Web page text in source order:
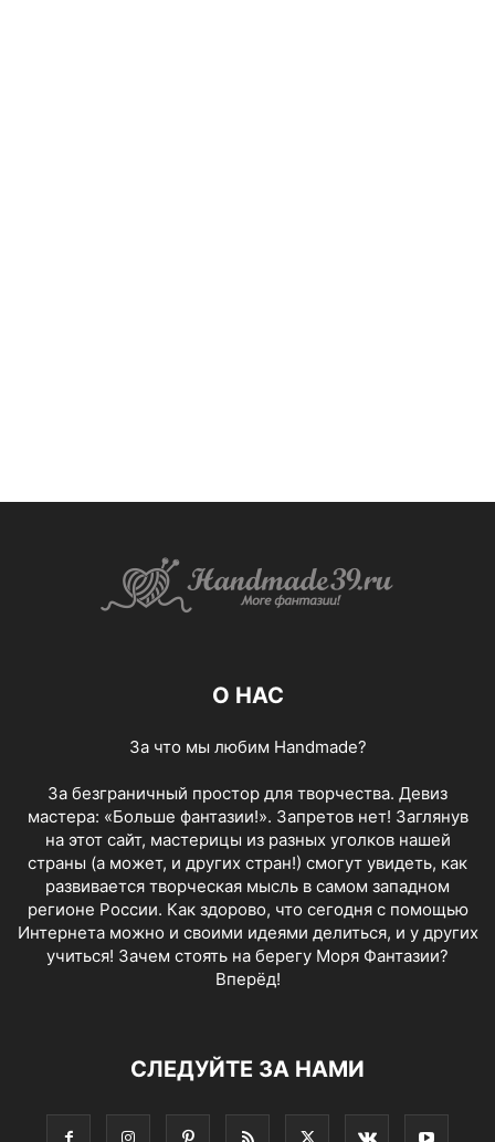
О НАС
За что мы любим Handmade?
За безграничный простор для творчества. Девиз
мастера: «Больше фантазии!». Запретов нет! Заглянув
на этот сайт, мастерицы из разных уголков нашей
страны (а может, и других стран!) смогут увидеть, как
развивается творческая мысль в самом западном
регионе России. Как здорово, что сегодня с помощью
Интернета можно и своими идеями делиться, и у других
учиться! Зачем стоять на берегу Моря Фантазии?
Вперёд!
СЛЕДУЙТЕ ЗА НАМИ